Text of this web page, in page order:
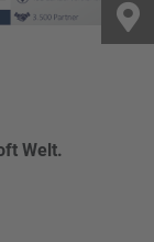
Welt.